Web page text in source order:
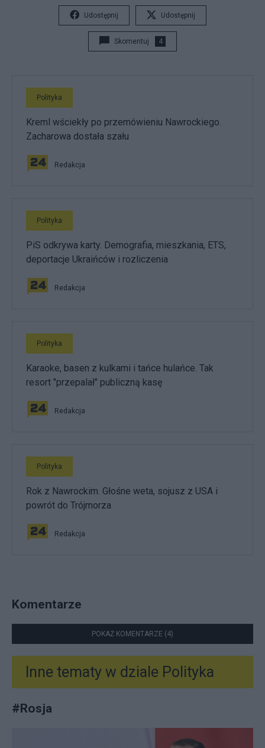
Udostępnij Udostępnij
Skomentuj 4
Polityka
Kreml wściekły po przemówieniu Nawrockiego.
Zacharowa dostała szału
Redakcja
Polityka
PiS odkrywa karty. Demografia, mieszkania, ETS,
deportacje Ukraińców i rozliczenia
Redakcja
Polityka
Karaoke, basen z kulkami i tańce hulańce. Tak
resort "przepalał" publiczną kasę
Redakcja
Polityka
Rok z Nawrockim. Głośne weta, sojusz z USA i
powrót do Trójmorza
Redakcja
Komentarze
POKAŻ KOMENTARZE (4)
Inne tematy w dziale Polityka
#Rosja